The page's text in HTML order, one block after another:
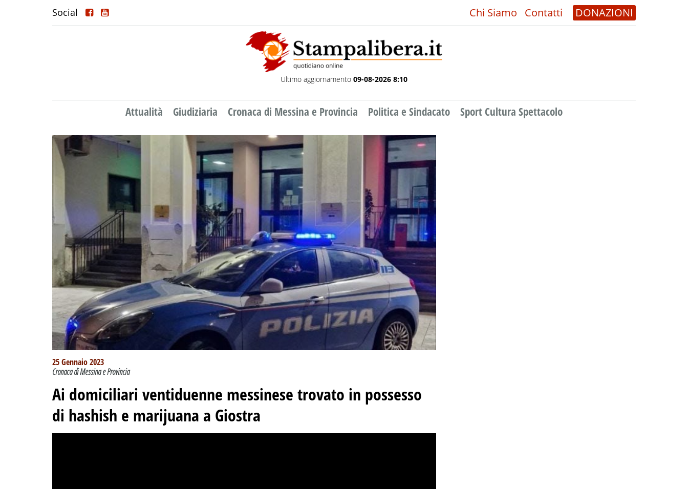
Social Chi Siamo Contatti DONAZIONI
Ultimo aggiornamento 09-08-2026 8:10
Attualità Giudiziaria Cronaca di Messina e Provincia Politica e Sindacato Sport Cultura Spettacolo
25 Gennaio 2023
Cronaca di Messina e Provincia
Ai domiciliari ventiduenne messinese trovato in possesso
di hashish e marijuana a Giostra